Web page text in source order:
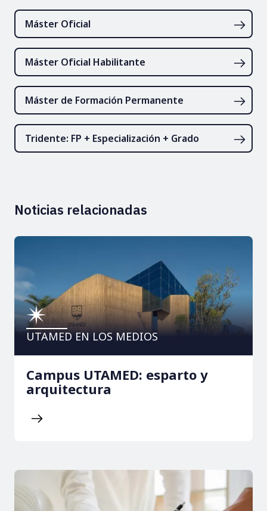
Máster Oficial
Máster Oficial Habilitante
Máster de Formación Permanente
Tridente: FP + Especialización + Grado
Noticias relacionadas
UTAMED EN LOS MEDIOS
Campus UTAMED: esparto y
arquitectura